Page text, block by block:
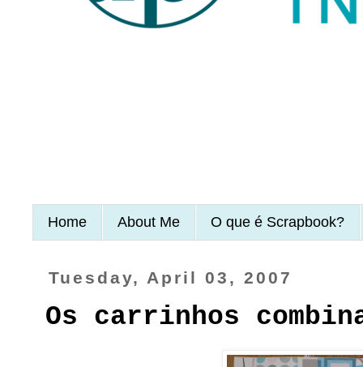
Home About Me O que é Scrapbook?
Tuesday, April 03, 2007
Os carrinhos